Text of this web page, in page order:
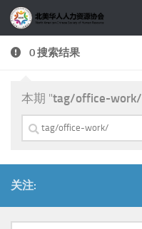
跳至内容
0 搜索结果
本期 "tag/office-work/
搜
索：
关注: